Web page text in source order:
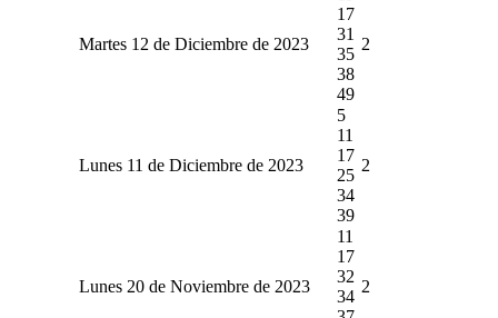
Martes 12 de Diciembre de 2023
17
31
35
38
49
2
Lunes 11 de Diciembre de 2023
5
11
17
25
34
39
2
Lunes 20 de Noviembre de 2023
11
17
32
34
2